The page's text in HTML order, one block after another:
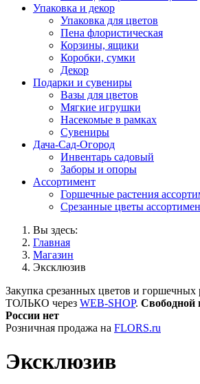
Упаковка и декор
Упаковка для цветов
Пена флористическая
Корзины, ящики
Коробки, сумки
Декор
Подарки и сувениры
Вазы для цветов
Мягкие игрушки
Насекомые в рамках
Сувениры
Дача-Сад-Огород
Инвентарь садовый
Заборы и опоры
Ассортимент
Горшечные растения
Срезанные цветы
Вы здесь:
Главная
Магазин
Эксклюзив
Закупка срезанных цветов и горшечных
ТОЛЬКО через WEB-SHOP. Свободной
России нет
Розничная продажа на FLORS.ru
Эксклюзив